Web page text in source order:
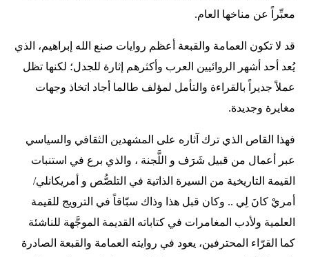
معبِّراً عن مناخها العام.
قد لا تكون العمامة والقبعة أعظم روايات صنع الله إبراهيم، الذي
يُعد أحد أشهر الروائيين العرب وأكثرهم إثارة للجدل؛ لكنها تظل
عملاً جديراً بالقراءة والتأمل لمؤلف طالما أجاد اتخاذ وجهات
مغايرة وجديدة.
فهذا القاص الذي ترك آثاره على المشهدين الثقافي والسياسي
عبر أعمال من قبيل شَرَف و اللَّجنة ، والذي برع في استنبات
القيمة التاريخية من السيرة الذاتية في التلصُّص و أمريكانلي/
أمريْ كانَ لِي .. وكان قبل هذا وذاك سبّاقاً في الترويج للقيمة
العلمية ولأدب المغامرات في كتاباته القديمة الموجَّهة للناشئة
كما القرّاء المحترفين، يعود في روايته العمامة والقبعة الصادرة